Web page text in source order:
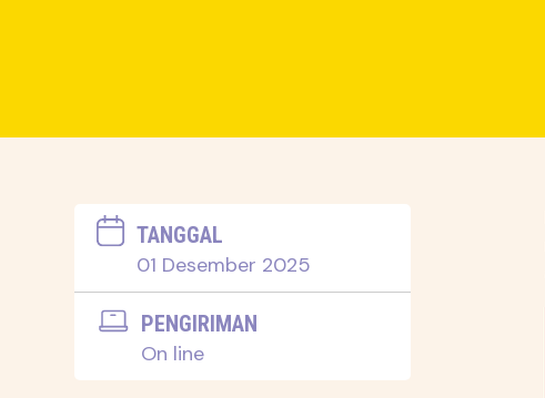
TANGGAL
01 Desember 2025
PENGIRIMAN
On line